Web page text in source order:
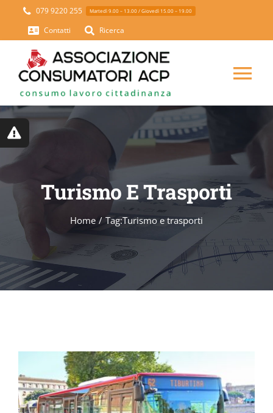
079 9220 255 Martedì 9.00 – 13.00 / Giovedì 15.00 – 19.00
Contatti Ricerca
HOME
CHI SIAMO
SETTORI
PROGETTI
CONTATTI
Turismo E Trasporti
Home Tag:Turismo e trasporti